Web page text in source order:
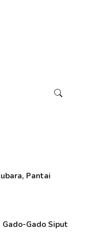
Pantai
Gado-Gado Siput